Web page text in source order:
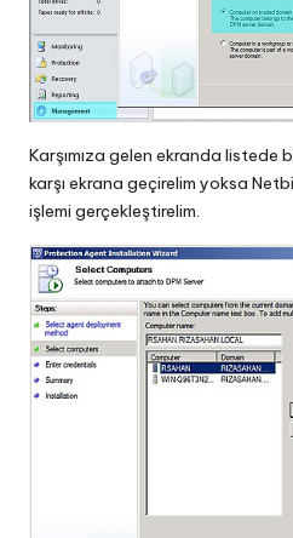
Karşımıza gelen ekranda listede
karşı ekrana geçirelim yoksa
işlemi gerçekleştirelim.